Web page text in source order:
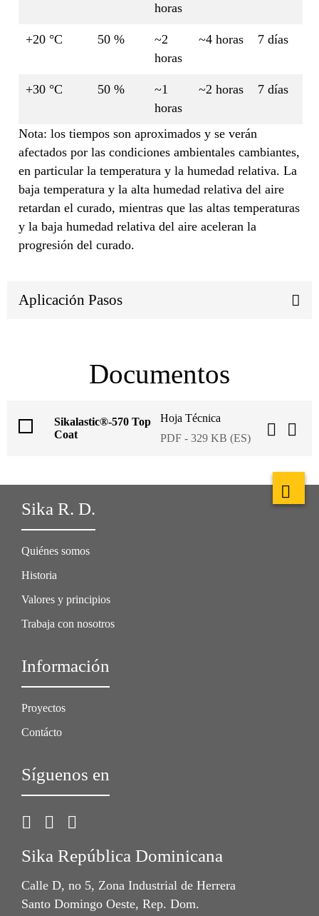
horas
+20 °C 50 %
~2
horas
~4 horas 7 días
+30 °C 50 %
~1
horas
~2 horas 7 días
Nota: los tiempos son aproximados y se verán
afectados por las condiciones ambientales cambiantes,
en particular la temperatura y la humedad relativa. La
baja temperatura y la alta humedad relativa del aire
retardan el curado, mientras que las altas temperaturas
y la baja humedad relativa del aire aceleran la
progresión del curado.
Aplicación Pasos
Documentos
Sikalastic®-570 Top
Coat
Hoja Técnica
PDF - 329 KB (ES)
Sika R. D.
Quiénes somos
Historia
Valores y principios
Trabaja con nosotros
Información
Proyectos
Contácto
Síguenos en
Sika República Dominicana
Calle D, no 5, Zona Industrial de Herrera
Santo Domingo Oeste, Rep. Dom.